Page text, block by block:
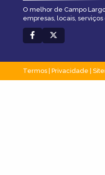
O melhor de Campo
empresas, locais,
Termos Privacidade